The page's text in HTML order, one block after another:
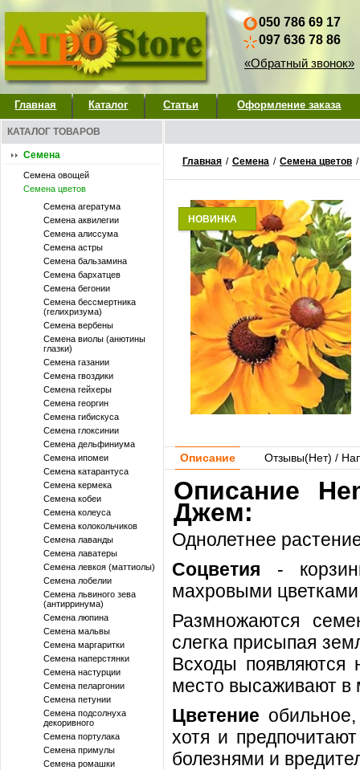
050 786 69 17
097 636 78 86
«Обратный звонок»
Главная Каталог Статьи Оформление заказа
КАТАЛОГ ТОВАРОВ
Семена
Семена овощей
Семена цветов
Семена агератума
Семена аквилегии
Семена алиссума
Семена астры
Семена бальзамина
Семена бархатцев
Семена бегонии
Семена бессмертника
(гелихризума)
Семена вербены
Семена виолы (анютины
глазки)
Семена газании
Семена гвоздики
Семена гейхеры
Семена георгин
Семена гибискуса
Семена глоксинии
Семена дельфиниума
Семена ипомеи
Семена катарантуса
Семена кермека
Семена кобеи
Семена колеуса
Семена колокольчиков
Семена лаванды
Семена лаватеры
Семена левкоя (маттиолы)
Семена лобелии
Семена львиного зева
(антирринума)
Семена люпина
Семена мальвы
Семена маргаритки
Семена наперстянки
Семена настурции
Семена пеларгонии
Семена петунии
Семена подсолнуха
декоривного
Семена портулака
Семена примулы
Семена ромашки
Главная / Семена / Семена цветов /
НОВИНКА
Описание Отзывы(Нет) /
Описание
Джем:
Однолетнее
Соцветия -
махровыми
Размножаются
слегка присыпая
Всходы появляются
место высаживают в
Цветение
хотя и
болезнями и